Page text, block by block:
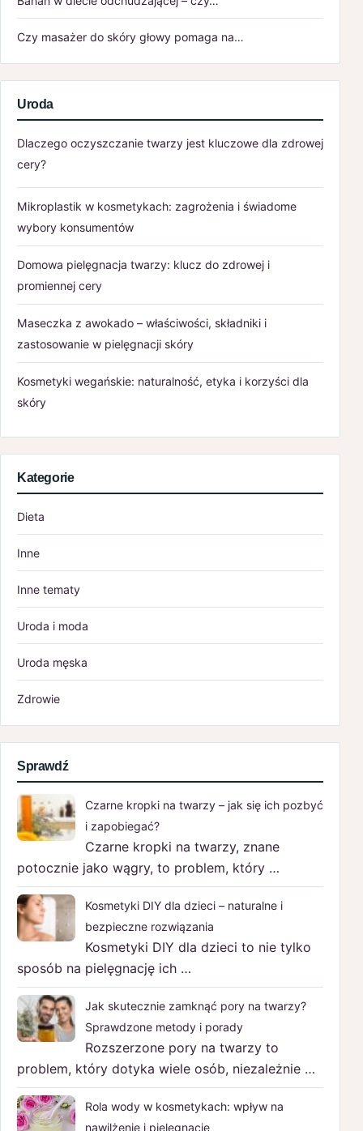
Czy masażer do skóry głowy pomaga na…
Uroda
Dlaczego oczyszczanie twarzy jest kluczowe dla zdrowej
cery?
Mikroplastik w kosmetykach: zagrożenia i świadome
wybory konsumentów
Domowa pielęgnacja twarzy: klucz do zdrowej i
promiennej cery
Maseczka z awokado – właściwości, składniki i
zastosowanie w pielęgnacji skóry
Kosmetyki wegańskie: naturalność, etyka i korzyści dla
skóry
Kategorie
Dieta
Inne
Inne tematy
Uroda i moda
Uroda męska
Zdrowie
Sprawdź
Czarne kropki na twarzy – jak się ich pozbyć
i zapobiegać?
Czarne kropki na twarzy, znane
potocznie jako wągry, to problem, który …
Kosmetyki DIY dla dzieci – naturalne i
bezpieczne rozwiązania
Kosmetyki DIY dla dzieci to nie tylko
sposób na pielęgnację ich …
Jak skutecznie zamknąć pory na twarzy?
Sprawdzone metody i porady
Rozszerzone pory na twarzy to
problem, który dotyka wiele osób, niezależnie …
Rola wody w kosmetykach: wpływ na
nawilżenie i pielęgnację